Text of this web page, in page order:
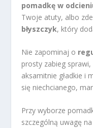
pomadkę w
Twoje atuty, albo
błyszczyk, który
Nie zapominaj o
prosty zabieg
aksamitnie gładkie i
się niechcianego,
Przy wyborze
szczególną uwagę